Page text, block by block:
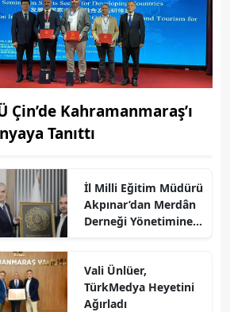
Çin’de Kahramanmaraş’ı
Tanıttı
İl Milli Eğitim Müdürü
Akpınar’dan Merdân
Derneği Yönetimine
Vali Ünlüer,
TürkMedya Heyetini
Ağırladı